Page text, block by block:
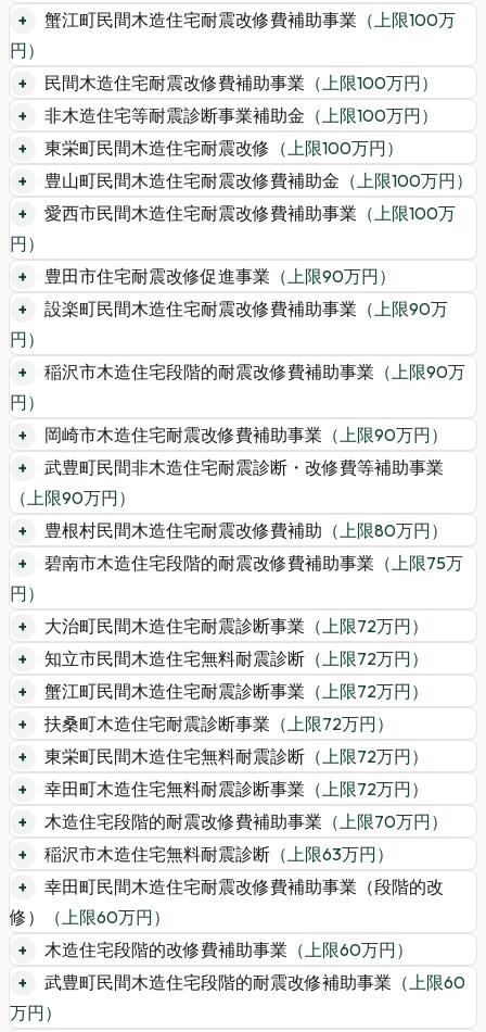
蟹江町民間木造住宅耐震改修費補助事業 （上限100万
円）
民間木造住宅耐震改修費補助事業 （上限100万円）
非木造住宅等耐震診断事業補助金 （上限100万円）
東栄町民間木造住宅耐震改修 （上限100万円）
豊山町民間木造住宅耐震改修費補助金 （上限100万円）
愛西市民間木造住宅耐震改修費補助事業 （上限100万
円）
豊田市住宅耐震改修促進事業 （上限90万円）
設楽町民間木造住宅耐震改修費補助事業 （上限90万
円）
稲沢市木造住宅段階的耐震改修費補助事業 （上限90万
円）
岡崎市木造住宅耐震改修費補助事業 （上限90万円）
武豊町民間非木造住宅耐震診断・改修費等補助事業
（上限90万円）
豊根村民間木造住宅耐震改修費補助 （上限80万円）
碧南市木造住宅段階的耐震改修費補助事業 （上限75万
円）
大治町民間木造住宅耐震診断事業 （上限72万円）
知立市民間木造住宅無料耐震診断 （上限72万円）
蟹江町民間木造住宅耐震診断事業 （上限72万円）
扶桑町木造住宅耐震診断事業 （上限72万円）
東栄町民間木造住宅無料耐震診断 （上限72万円）
幸田町木造住宅無料耐震診断事業 （上限72万円）
木造住宅段階的耐震改修費補助事業 （上限70万円）
稲沢市木造住宅無料耐震診断 （上限63万円）
幸田町民間木造住宅耐震改修費補助事業（段階的改
修）
（上限60万円）
木造住宅段階的改修費補助事業 （上限60万円）
武豊町民間木造住宅段階的耐震改修補助事業 （上限60
万円）